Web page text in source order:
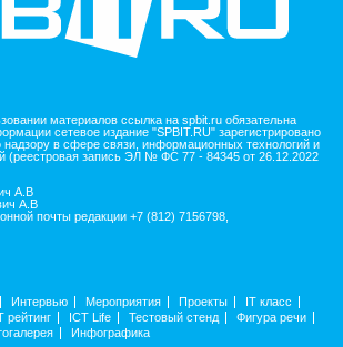
материалов ссылка на spbit.ru обязательна
сетевое издание "SPBIT.RU" зарегистрировано
в сфере связи, информационных технологий и
(реестровая запись ЭЛ № ФС 77 - 84345 от 26.12.2022
А.В
А.В
почты редакции +7 (812) 7156798,
Интервью Мероприятия Проекты
IT класс
рейтинг ICT Life Тестовый стенд
Фигура речи
Инфографика